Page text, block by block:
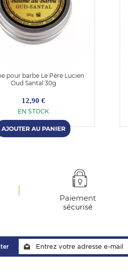
pour barbe Le Père Lucien
Oud Santal 30g
12,90 €
EN STOCK
Paiement
sécurisé